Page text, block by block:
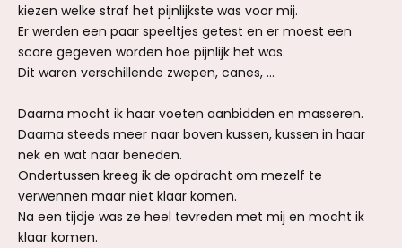
kiezen welke straf het pijnlijkste was voor mij.
Er werden een paar speeltjes getest en er moest een
score gegeven worden hoe pijnlijk het was.
Dit waren verschillende zwepen, canes, ...
Daarna mocht ik haar voeten aanbidden en masseren.
Daarna steeds meer naar boven kussen, kussen in haar
nek en wat naar beneden.
Ondertussen kreeg ik de opdracht om mezelf te
verwennen maar niet klaar komen.
Na een tijdje was ze heel tevreden met mij en mocht ik
klaar komen.